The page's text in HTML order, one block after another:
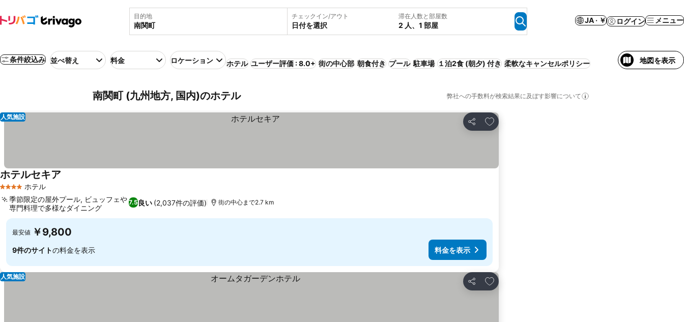
目的地 チェックイン/アウト
日付を選択
滞在人数と部屋数
2 人、1 部屋
JA · ￥ ログイン メニュー
条件絞込み 並べ替え 料金 ロケーション ホテル ユーザー評価 : 8.0+ 街の中心部 朝食付き プール 駐車場 １泊2食 (朝夕) 付き 柔軟なキャンセルポリシー 地図を表示
南関町 (九州地方, 国内)のホテル 弊社への手数料が検索結果に及ぼす影響について
シェア
お気に入りに追加
人気施設
4 ホテルのランク
ホテル
ホテルセキア
7.5良い (2,037件の評価)
季節限定の屋外プール, ビュッフェや
専門料理で多様なダイニング
街の中心まで2.7 km
最安値 ￥9,800
9件のサイトの料金を表示 料金を表示
シェア
お気に入りに追加
人気施設